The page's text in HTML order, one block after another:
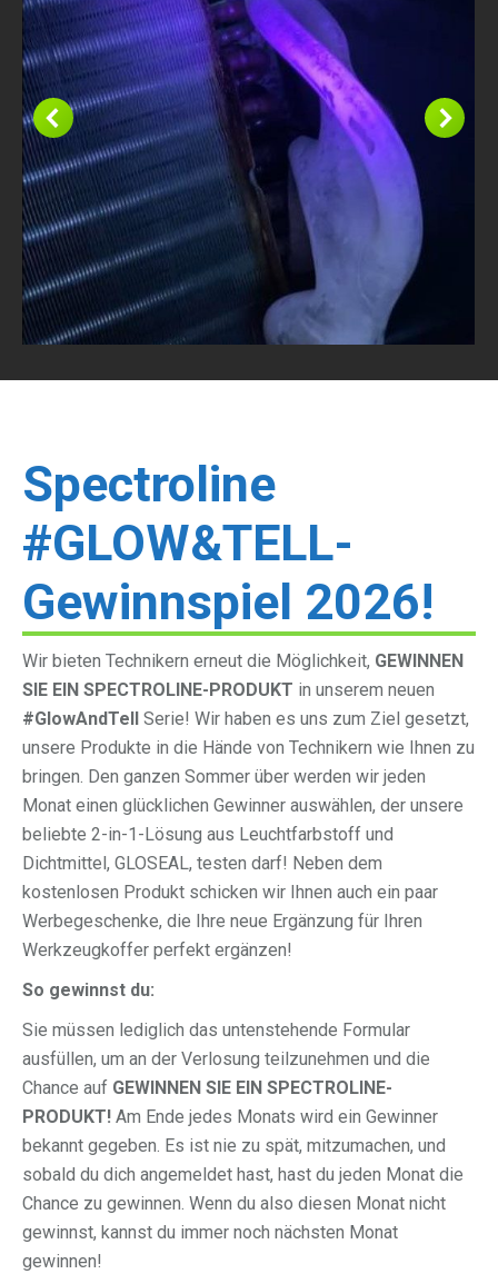
Spectroline
#GLOW&TELL-
Gewinnspiel 2026!
Wir bieten Technikern erneut die Möglichkeit, GEWINNEN
SIE EIN SPECTROLINE-PRODUKT in unserem neuen
#GlowAndTell Serie! Wir haben es uns zum Ziel gesetzt,
unsere Produkte in die Hände von Technikern wie Ihnen zu
bringen. Den ganzen Sommer über werden wir jeden
Monat einen glücklichen Gewinner auswählen, der unsere
beliebte 2-in-1-Lösung aus Leuchtfarbstoff und
Dichtmittel, GLOSEAL, testen darf! Neben dem
kostenlosen Produkt schicken wir Ihnen auch ein paar
Werbegeschenke, die Ihre neue Ergänzung für Ihren
Werkzeugkoffer perfekt ergänzen!
So gewinnst du:
Sie müssen lediglich das untenstehende Formular
ausfüllen, um an der Verlosung teilzunehmen und die
Chance auf GEWINNEN SIE EIN SPECTROLINE-
PRODUKT! Am Ende jedes Monats wird ein Gewinner
bekannt gegeben. Es ist nie zu spät, mitzumachen, und
sobald du dich angemeldet hast, hast du jeden Monat die
Chance zu gewinnen. Wenn du also diesen Monat nicht
gewinnst, kannst du immer noch nächsten Monat
gewinnen!